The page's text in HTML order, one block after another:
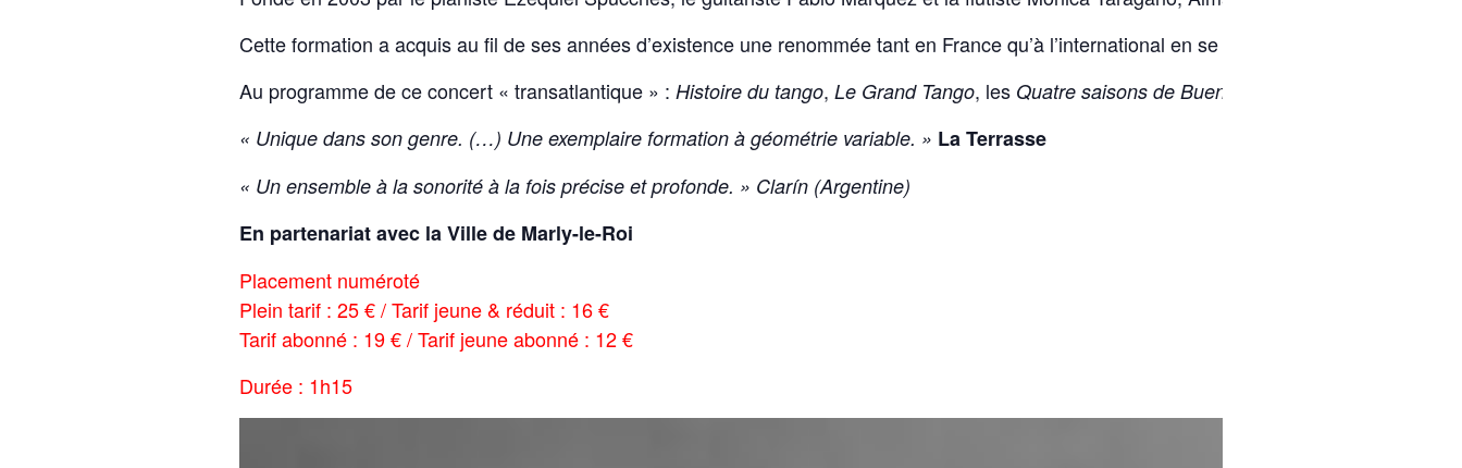
Cette formation a acquis au fil de ses années d’existence une renommée tant en France qu’à l’international en se produisant, aussi bien
Au programme de ce concert « transatlantique » : Histoire du tango, Le Grand Tango, les Quatre saisons de Buenos Aires
« Unique dans son genre. (…) Une exemplaire formation à géométrie variable. » La Terrasse
« Un ensemble à la sonorité à la fois précise et profonde. » Clarín (Argentine)
En partenariat avec la Ville de Marly-le-Roi
Placement numéroté
Plein tarif : 25 € /Tarif jeune & réduit : 16 €
Tarif abonné : 19 € /Tarif jeune abonné : 12 €
Durée : 1h15